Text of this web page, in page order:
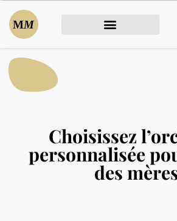
Choisissez
personnalisée
des